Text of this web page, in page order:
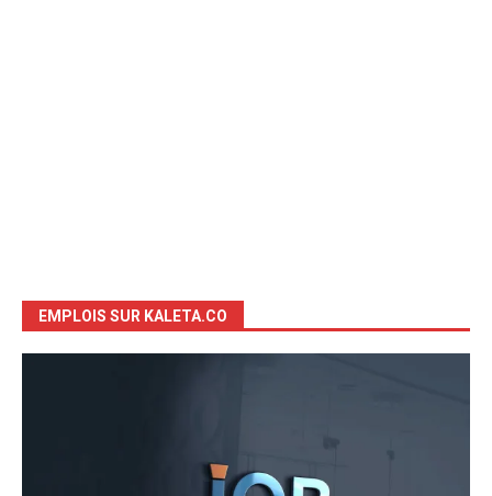
EMPLOIS SUR KALETA.CO